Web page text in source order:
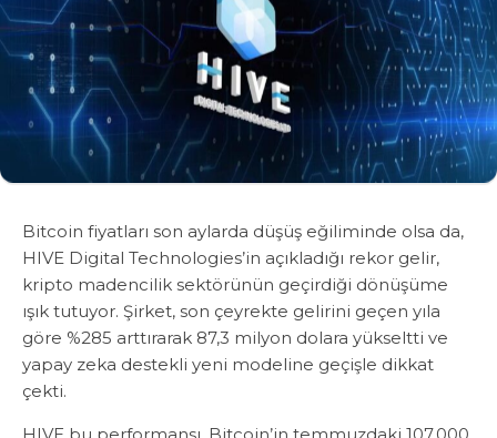
Bitcoin fiyatları son aylarda düşüş eğiliminde olsa da,
HIVE Digital Technologies’in açıkladığı rekor gelir,
kripto madencilik sektörünün geçirdiği dönüşüme
ışık tutuyor. Şirket, son çeyrekte gelirini geçen yıla
göre %285 arttırarak 87,3 milyon dolara yükseltti ve
yapay zeka destekli yeni modeline geçişle dikkat
çekti.
HIVE bu performansı, Bitcoin’in temmuzdaki 107.000